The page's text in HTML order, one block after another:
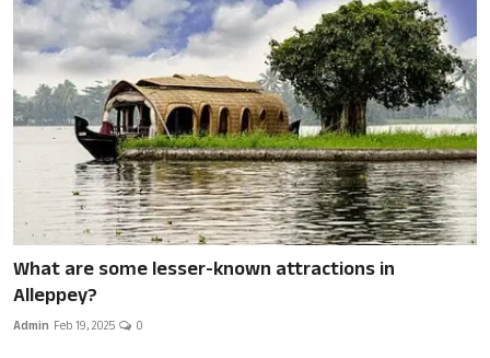
What are some lesser-known attractions in
Alleppey?
Admin Feb 19, 2025 0